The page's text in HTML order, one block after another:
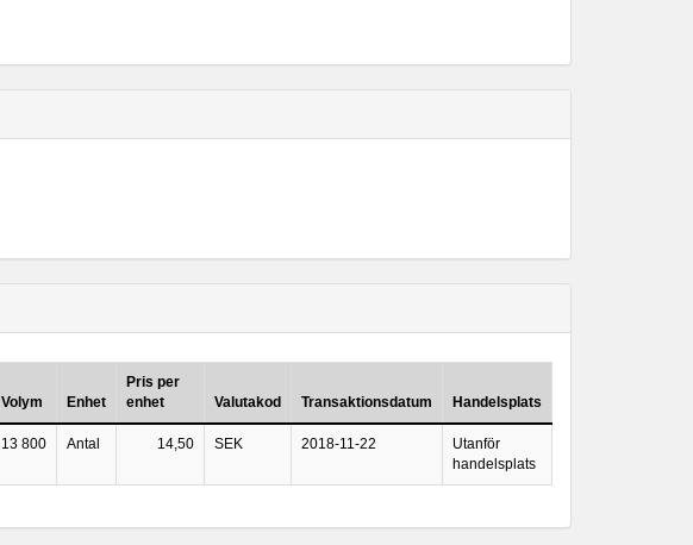
Volym Enhet
Pris per
enhet
Valutakod Transaktionsdatum Handelsplats
13 800 Antal 14,50 SEK 2018-11-22
Utanför
handelsplats